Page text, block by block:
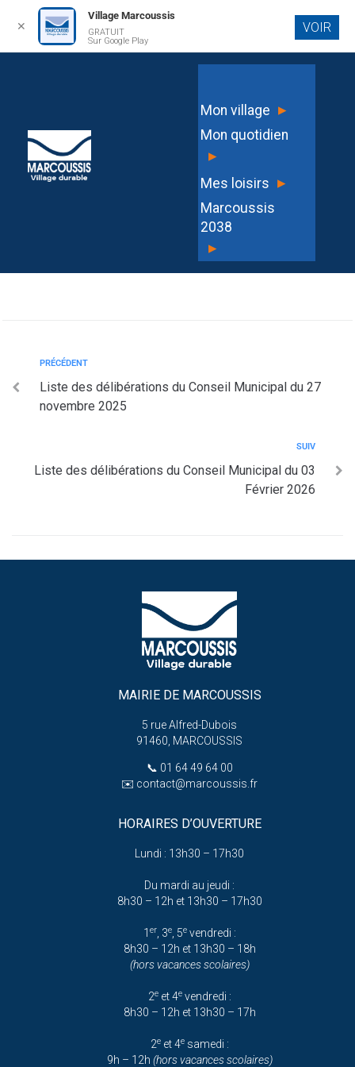
contenu
Mon village ▸
Mon quotidien
▸
Mes loisirs ▸
Marcoussis
2038
▸
Municipal du 09 décembre 2025
LAURA LOLLIA FABER
PRÉCÉDENT
Liste des délibérations du Conseil Municipal du 27
novembre 2025
SUIV
Liste des délibérations du Conseil Municipal du 03
Février 2026
MAIRIE DE MARCOUSSIS
5 rue Alfred-Dubois
91460, MARCOUSSIS
📞 01 64 49 64 00
✉️ contact@marcoussis.fr
HORAIRES D’OUVERTURE
Lundi : 13h30 – 17h30
Du mardi au jeudi :
8h30 – 12h et 13h30 – 17h30
1 er, 3e, 5evendredi :
8h30 – 12h et 13h30 – 18h
(hors vacances scolaires)
2eet 4evendredi :
8h30 – 12h et 13h30 – 17h
2eet 4esamedi :
9h – 12h (hors vacances scolaires)
✕
Village Marcoussis
GRATUIT
Sur Google Play
VOIR